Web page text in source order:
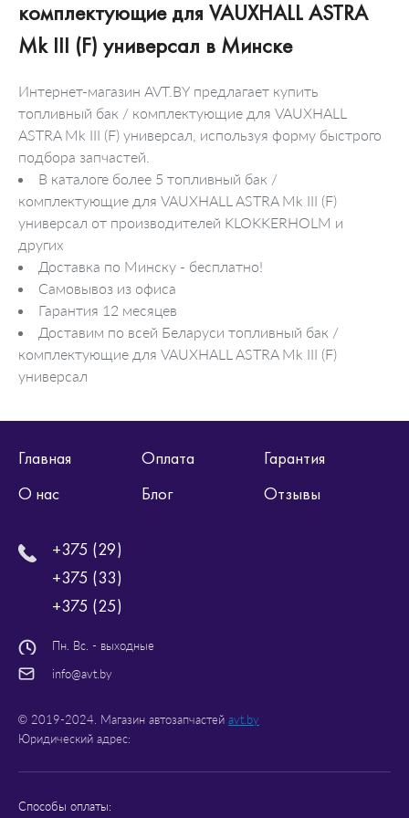
комплектующие для VAUXHALL ASTRA
Mk III (F) универсал в Минске
Интернет-магазин AVT.BY предлагает купить
топливный бак / комплектующие для VAUXHALL
ASTRA Mk III (F) универсал, используя форму быстрого
подбора запчастей.
В каталоге более 5 топливный бак /
комплектующие для VAUXHALL ASTRA Mk III (F)
универсал от производителей KLOKKERHOLM и
других
Доставка по Минску - бесплатно!
Самовывоз из офиса
Гарантия 12 месяцев
Доставим по всей Беларуси топливный бак /
комплектующие для VAUXHALL ASTRA Mk III (F)
универсал
Главная Оплата
Гарантия
О нас
Блог Отзывы
+375 (29)
+375 (33)
+375 (25)
Пн. Вс. - выходные
info@avt.by
© 2019-2024. Магазин автозапчастей avt.by
Юридический адрес:
Способы оплаты: